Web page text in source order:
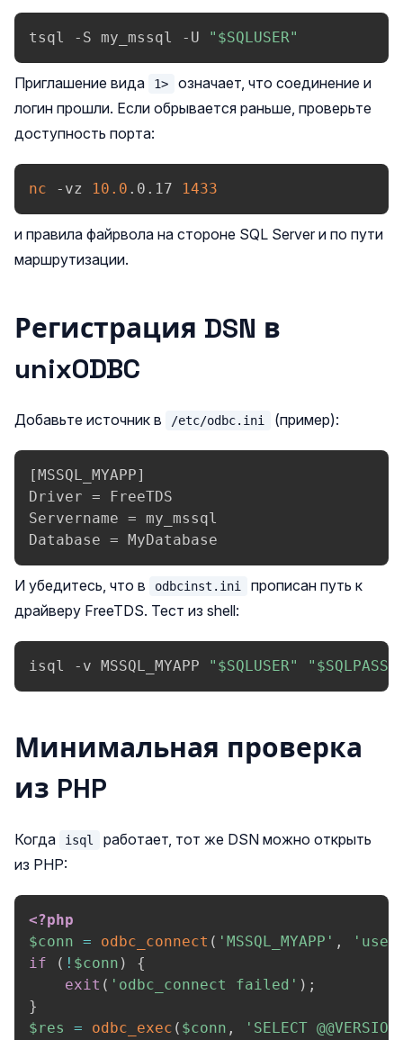
tsql -S my_mssql -U " $SQLUSER"
Приглашение вида 1>
означает, что соединение и
логин прошли. Если обрывается раньше, проверьте
доступность порта:
nc -vz 10.0 .0.17 1433
и правила файрвола на стороне SQL Server и по пути
маршрутизации.
Регистрация DSN в
unixODBC
Добавьте источник в /etc/odbc.ini (пример):
[MSSQL_MYAPP]
Driver = FreeTDS
Servername = my_mssql
Database = MyDatabase
И убедитесь, что в odbcinst.ini
прописан путь к
драйверу FreeTDS. Тест из shell:
isql -v MSSQL_MYAPP " $SQLUSER" " $SQLPASS
Минимальная проверка
из PHP
Когда isql
работает, тот же DSN можно открыть
из PHP:
<?php
$conn = odbc_connect ( 'MSSQL_MYAPP' ,
if
( ! $conn )
{
exit ( 'odbc_connect failed' ) ;
}
$res
= odbc_exec ( $conn ,
'SELECT